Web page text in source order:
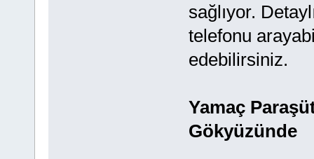
sağlıyor.
telefonu
edebilirsiniz.
Yamaç
Gökyüzünde